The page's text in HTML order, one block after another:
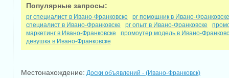
Популярные запросы:
pr специалист в Ивано-Франковске
pr помощник в Ивано-Франковске
специалист в Ивано-Франковске
pr опыт в Ивано-Франковске
маркетинг в Ивано-Франковске
промоутер модель в Ивано-
девушка в Ивано-Франковске
Местонахождение: Доски объявлений - (Ивано-Франковск)